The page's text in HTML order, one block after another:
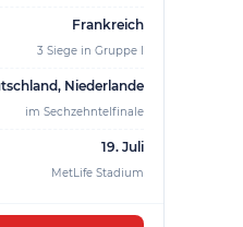
Frankreich
3 Siege in Gruppe I
Niederlande
im Sechzehntelfinale
19. Juli
MetLife Stadium